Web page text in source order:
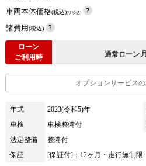
車両本体価格(税込)(リ済込)
諸費用(税込)
ローン
ご利用時
通常ローン
オプションサービス
年式 2023(令和5)年
車検
車検整備付
法定整備
整備付
保証
[保証付]：12ヶ月・走行無制限